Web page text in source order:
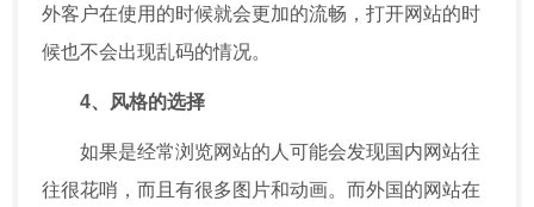
外客户在使用的时候就会更加的流畅，打开网站的时
候也不会出现乱码的情况。
4、风格的选择
如果是经常浏览网站的人可能会发现国内网站往
往很花哨，而且有很多图片和动画。而外国的网站在